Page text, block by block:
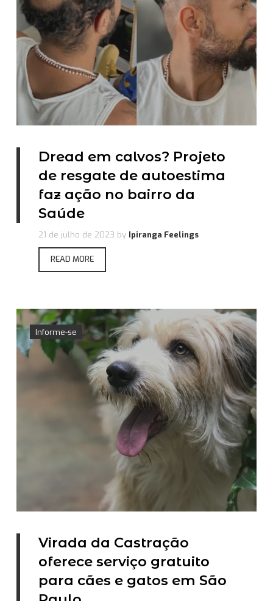
Dread em calvos? Projeto
de resgate de autoestima
faz ação no bairro da
Saúde
21 de julho de 2023 by Ipiranga Feelings
READ MORE
Informe-se
Virada da Castração
oferece serviço gratuito
para cães e gatos em São